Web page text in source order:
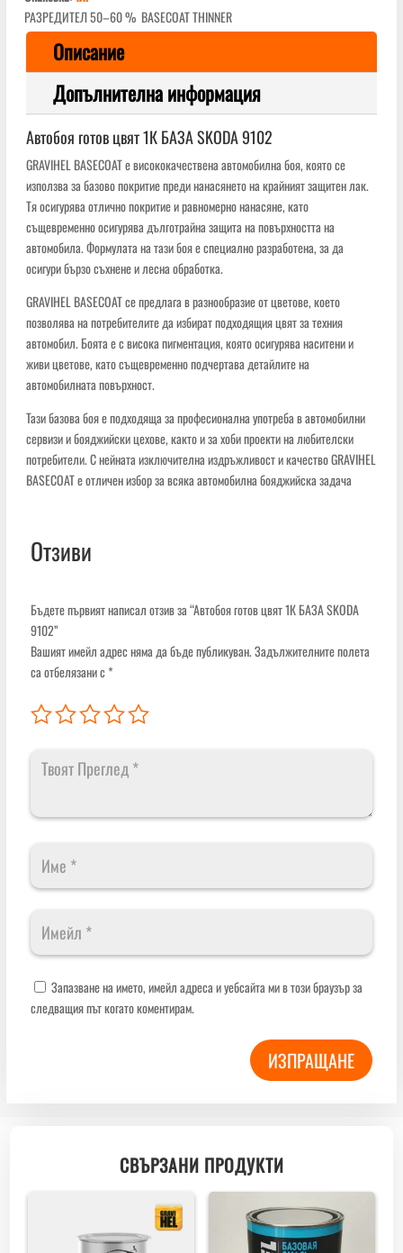
РАЗРЕДИТЕЛ 50–60 % BASECOAT THINNER
Описание
Допълнителна информация
Автобоя готов цвят 1К БАЗА SKODA 9102
GRAVIHEL BASECOAT е висококачествена автомобилна боя, която се
използва за базово покритие преди нанасянето на крайният защитен лак.
Тя осигурява отлично покритие и равномерно нанасяне, като
същевременно осигурява дълготрайна защита на повърхността на
автомобила. Формулата на тази боя е специално разработена, за да
осигури бързо съхнене и лесна обработка.
GRAVIHEL BASECOAT се предлага в разнообразие от цветове, което
позволява на потребителите да избират подходящия цвят за техния
автомобил. Боята е с висока пигментация, която осигурява наситени и
живи цветове, като същевременно подчертава детайлите на
автомобилната повърхност.
Тази базова боя е подходяща за професионална употреба в автомобилни
сервизи и бояджийски цехове, както и за хоби проекти на любителски
потребители. С нейната изключителна издръжливост и качество GRAVIHEL
BASECOAT е отличен избор за всяка автомобилна бояджийска задача
Отзиви
Бъдете първият написал отзив за “Автобоя готов цвят 1К БАЗА SKODA
9102”
Вашият имейл адрес няма да бъде публикуван.Задължителните полета
са отбелязани с*
Запазване на името, имейл адреса и уебсайта ми в този браузър за
следващия път когато коментирам.
ИЗПРАЩАНЕ
СВЪРЗАНИ ПРОДУКТИ